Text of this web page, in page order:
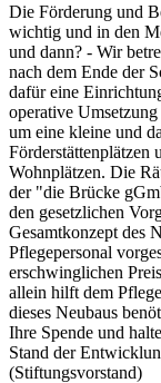
Die Förderung und
wichtig und in den
und dann? - Wir
nach dem Ende der
dafür eine
operative
um eine kleine und
Förderstättenplätzen
Wohnplätzen. Die
der "die Brücke
den gesetzlichen
Gesamtkonzept des
Pflegepersonal
erschwinglichen
allein hilft dem
dieses Neubaus
Ihre Spende und
Stand der
(Stiftungsvorstand)